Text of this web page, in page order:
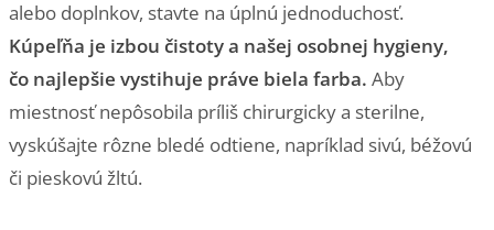
alebo doplnkov, stavte na úplnú jednoduchosť.
Kúpeľňa je izbou čistoty a našej osobnej hygieny,
čo najlepšie vystihuje práve biela farba. Aby
miestnosť nepôsobila príliš chirurgicky a sterilne,
vyskúšajte rôzne bledé odtiene, napríklad sivú, béžovú
či pieskovú žltú.